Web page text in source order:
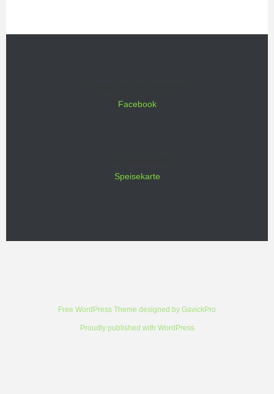
Facebook
Speisekarte
Free WordPress Theme designed by GavickPro
Proudly published with WordPress